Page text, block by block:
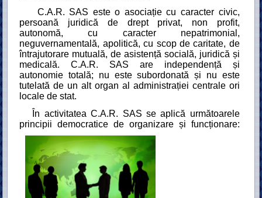
C.A.R. SAS este o asociație cu caracter civic,
persoană juridică de drept privat, non profit,
autonomă, cu caracter nepatrimonial,
neguvernamentală, apolitică, cu scop de caritate, de
întrajutorare mutuală, de asistență socială, juridică și
medicală. C.A.R. SAS are independență și
autonomie totală; nu este subordonată și nu este
tutelată de un alt organ al administrației centrale ori
locale de stat.
În activitatea C.A.R. SAS se aplică următoarele
principii democratice de organizare și funcționare: